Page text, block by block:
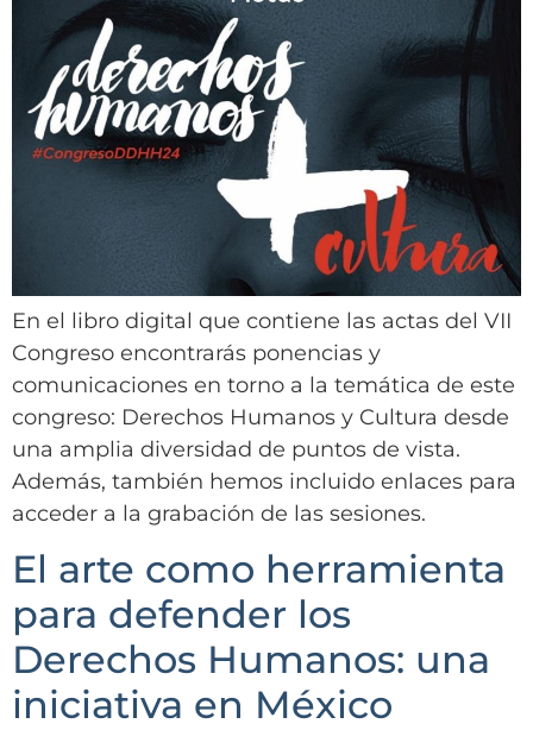
En el libro digital que contiene las actas del VII
Congreso encontrarás ponencias y
comunicaciones en torno a la temática de este
congreso: Derechos Humanos y Cultura desde
una amplia diversidad de puntos de vista.
Además, también hemos incluido enlaces para
acceder a la grabación de las sesiones.
El arte como herramienta
para defender los
Derechos Humanos: una
iniciativa en México